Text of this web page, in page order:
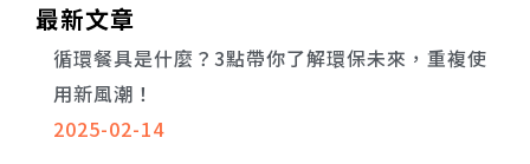
最新文章
循環餐具是什麼？3點帶你了解環保未來，重複使
用新風潮！
2025-02-14